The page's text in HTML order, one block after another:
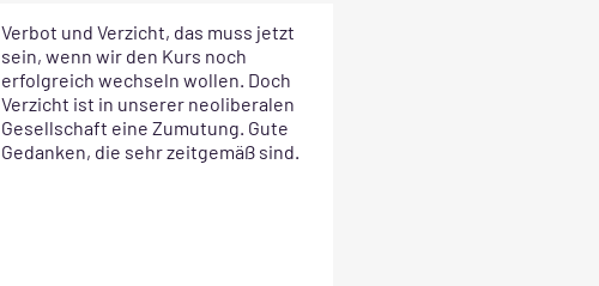
Verbot und Verzicht, das muss jetzt
sein, wenn wir den Kurs noch
erfolgreich wechseln wollen. Doch
Verzicht ist in unserer neoliberalen
Gesellschaft eine Zumutung. Gute
Gedanken, die sehr zeitgemäß sind.